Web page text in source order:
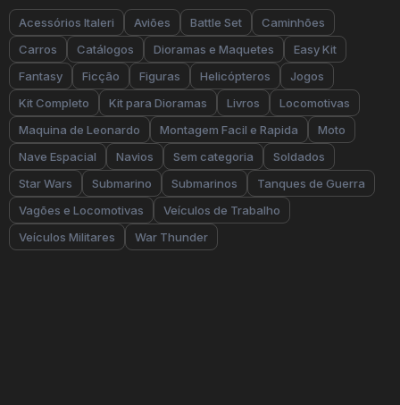
Acessórios Italeri Aviões Battle Set
Caminhões
Carros
Catálogos Dioramas e Maquetes
Easy Kit
Fantasy
Ficção Figuras Helicópteros
Jogos
Kit Completo
Kit para Dioramas Livros
Locomotivas
Maquina de Leonardo
Montagem Facil e Rapida
Moto
Nave Espacial
Navios Sem categoria
Soldados
Star Wars
Submarino Submarinos
Tanques de Guerra
Vagões e Locomotivas
Veículos de Trabalho
Veículos Militares
War Thunder